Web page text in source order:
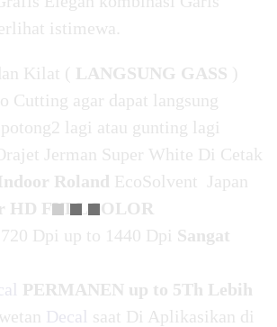
istimewa.
Kilat ( LANGSUNG GASS )
Cutting agar dapat langsung
lagi atau gunting lagi
Jerman Super White Di Cetak
Roland EcoSolvent Japan
HD FULLCOLOR
Dpi up to 1440 Dpi Sangat
PERMANEN up to 5Th Lebih
Decal saat Di Aplikasikan di